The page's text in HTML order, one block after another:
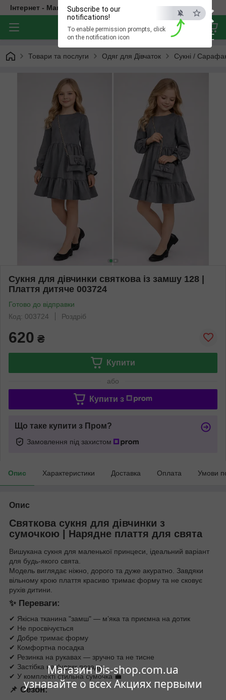
×
ESC
Магазин Dis-shop.com.ua
узнавайте о всех Акциях первыми
Subscribe to our
notifications!
To enable permission prompts, click
on the notification icon
Інтернет - Магазин Дитячого Одягу
Товари та послуги Одяг для Дівчаток Сукні /
Сукня для дівчинки святкова із замшу 128 |
Плаття дитяче 003724
Готово до відправки
Код: 003724
Роздріб
620 ₴
Купити
або
Купити з
Що таке купити з Пром?
Замовлення під захистом
Опис Характеристики Доставка Оплата Умови
Опис
Святкова сукня для дівчинки з
сумочкою | Нарядне плаття для свята
Вишукана сукня для маленької принцеси, ідеальний варіант
для будь-якого свята.
Модель виглядає ніжно, дорого та дуже акуратно. Завдяки
вільному крою плаття красиво тримає форму та не сковує
рухів дитини.
✨ Переваги:
✔ Якісна тканина "замш" — м’яка та приємна на дотик
✔ Не просвічується
✔ Добре тримає форму
✔ Комфортна посадка
✔ Резинка на рукавах — зручно та не тисне
✔ Застібка на ґудзик позаду
✔ У комплекті стильна сумочка 💼
📌 Сезон: